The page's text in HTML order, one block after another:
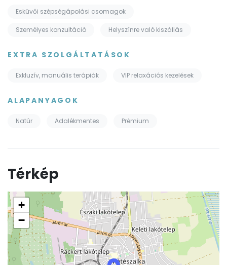
Esküvői szépségápolási csomagok
Személyes konzultáció Helyszínre való kiszállás
EXTRA SZOLGÁLTATÁSOK
Exkluzív, manuális terápiák VIP relaxációs kezelések
ALAPANYAGOK
Natúr Adalékmentes Prémium
Térkép
+
−